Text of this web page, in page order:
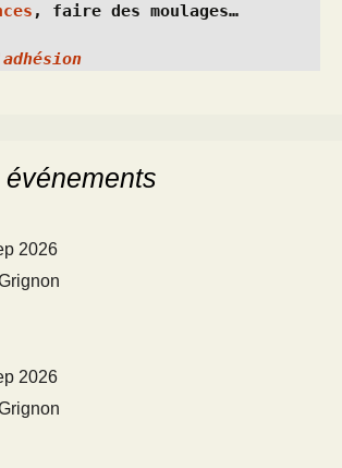
, faire des moulages…
2026
2026